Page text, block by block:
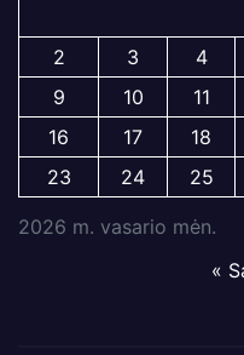
2026 m. vasario mėn.
2
3 4
9
10 11
16
17 18
23
24 25
«